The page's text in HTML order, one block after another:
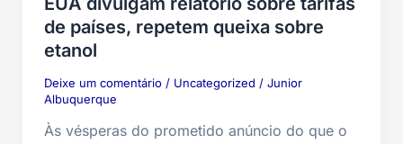
de países, repetem queixa sobre
etanol
Deixe um comentário / Uncategorized / Junior
Albuquerque
Às vésperas do prometido anúncio do que o